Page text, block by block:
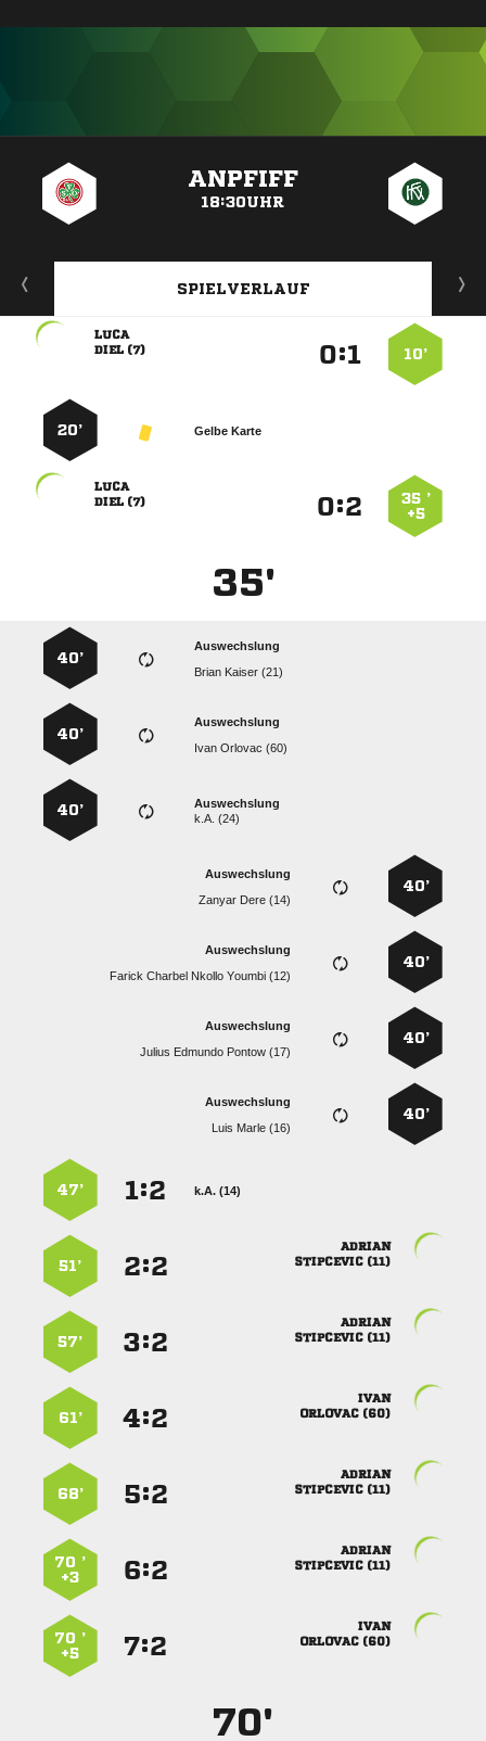
ANPFIFF
18:30UHR
SPIELVERLAUF
10’
:

 
Gelbe Karte
20’
35 ’
+5
:

 
35'
Auswechslung
  
40’
Auswechslung
  
40’
Auswechslung
k.A. (24)
40’
40’
Auswechslung
  
40’
Auswechslung
    
40’
Auswechslung
   
40’
Auswechslung
  
k.A. (14)
:
47’

 
:
51’

 
:
57’

 
:
61’

 
:
68’

 
:
70 ’
+3

 
:
70 ’
+5
70'